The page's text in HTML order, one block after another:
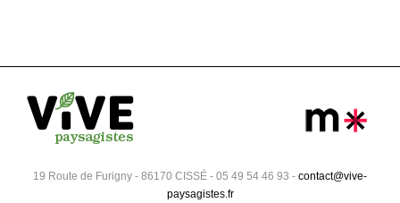
19 Route de Furigny - 86170 CISSÉ - 05 49 54 46 93 - contact@vive-
paysagistes.fr